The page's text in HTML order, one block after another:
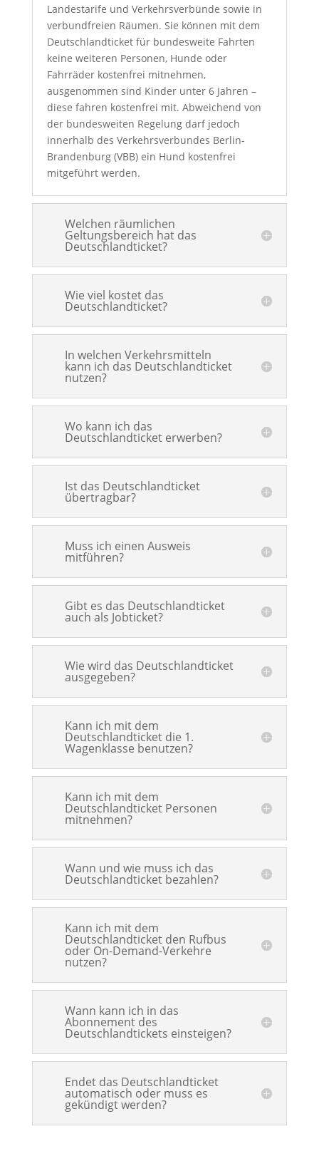
Landestarife und Verkehrsverbünde sowie in
verbundfreien Räumen. Sie können mit dem
Deutschlandticket für bundesweite Fahrten
keine weiteren Personen, Hunde oder
Fahrräder kostenfrei mitnehmen,
ausgenommen sind Kinder unter 6 Jahren –
diese fahren kostenfrei mit. Abweichend von
der bundesweiten Regelung darf jedoch
innerhalb des Verkehrsverbundes Berlin-
Brandenburg (VBB) ein Hund kostenfrei
mitgeführt werden.
Welchen räumlichen
Geltungsbereich hat das
Deutschlandticket?
Wie viel kostet das
Deutschlandticket?
In welchen Verkehrsmitteln
kann ich das Deutschlandticket
nutzen?
Wo kann ich das
Deutschlandticket erwerben?
Ist das Deutschlandticket
übertragbar?
Muss ich einen Ausweis
mitführen?
Gibt es das Deutschlandticket
auch als Jobticket?
Wie wird das Deutschlandticket
ausgegeben?
Kann ich mit dem
Deutschlandticket die 1.
Wagenklasse benutzen?
Kann ich mit dem
Deutschlandticket Personen
mitnehmen?
Wann und wie muss ich das
Deutschlandticket bezahlen?
Kann ich mit dem
Deutschlandticket den Rufbus
oder On-Demand-Verkehre
nutzen?
Wann kann ich in das
Abonnement des
Deutschlandtickets einsteigen?
Endet das Deutschlandticket
automatisch oder muss es
gekündigt werden?